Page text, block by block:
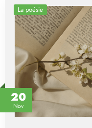
20
Nov
La poésie